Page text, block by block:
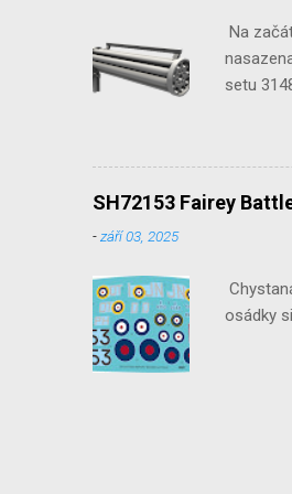
Na
setu
SH72153 Fairey
-září 03, 2025
osádky